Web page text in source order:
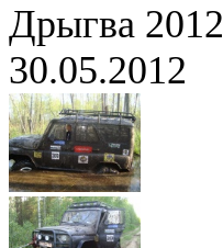
Дрыгва 2012
30.05.2012